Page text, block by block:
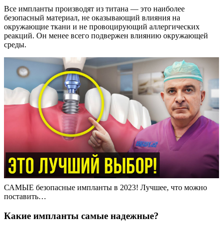
Все импланты производят из титана — это наиболее
безопасный материал, не оказывающий влияния на
окружающие ткани и не провоцирующий аллергических
реакций. Он менее всего подвержен влиянию окружающей
среды.
САМЫЕ безопасные импланты в 2023! Лучшее, что можно
поставить…
Какие импланты самые надежные?